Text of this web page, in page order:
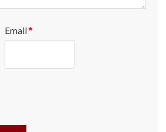
Email*